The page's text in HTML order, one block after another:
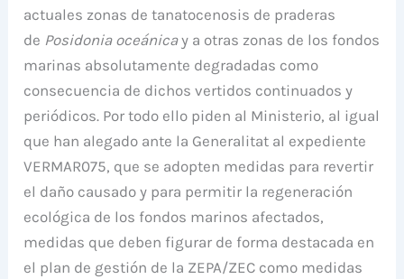
actuales zonas de tanatocenosis de praderas
de Posidonia oceánicay a otras zonas de los fondos
marinas absolutamente degradadas como
consecuencia de dichos vertidos continuados y
periódicos. Por todo ello piden al Ministerio, al igual
que han alegado ante la Generalitat al expediente
VERMAR075, que se adopten medidas para revertir
el daño causado y para permitir la regeneración
ecológica de los fondos marinos afectados,
medidas que deben figurar de forma destacada en
el plan de gestión de la ZEPA/ZEC como medidas